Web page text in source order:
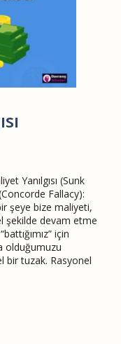
Yanılgısı (Sunk
Fallacy):
şeye bize maliyeti,
şekilde devam etme
için
olduğumuzu
bir tuzak. Rasyonel